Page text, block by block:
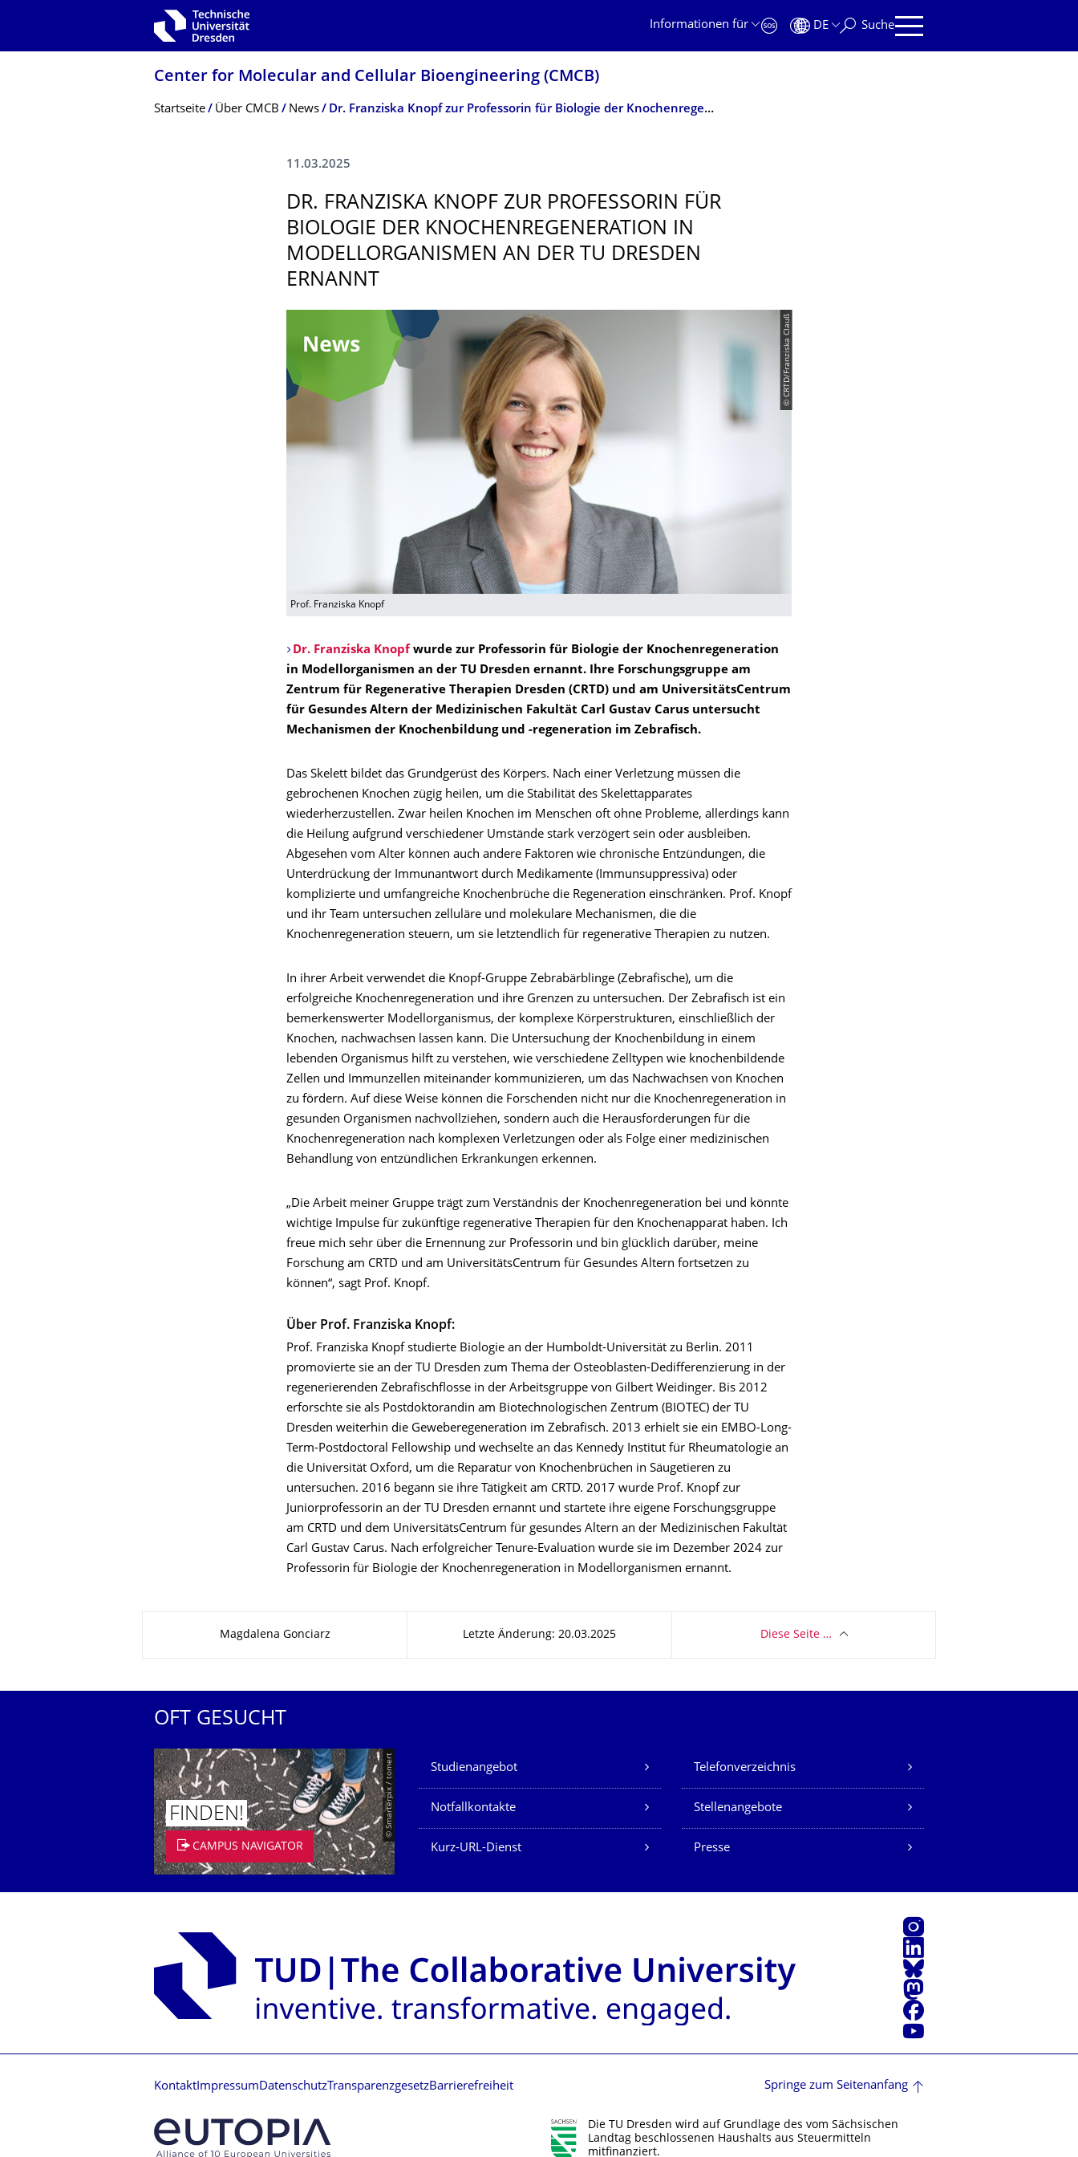
Zur Hauptnavigation springen
Informationen für
DE Suche
Center for Molecular and Cellular Bioengineering (CMCB)
Breadcrumb-Menü
Startseite Über CMCB News Dr. Franziska Knopf zur Professorin für Biologie der Knochenregeneration in Modellorganismen an der TU Dresden ernannt
11.03.2025
DR. FRANZISKA KNOPF ZUR PROFESSORIN FÜR
BIOLOGIE DER KNOCHENREGENE­RATION IN
MODELLORGANIS­MEN AN DER TU DRESDEN
ERNANNT
© CRTD/Franziska Clauß
Prof. Franziska Knopf
Dr. Franziska Knopfwurde zur Professorin für Biologie der Knochenregeneration
in Modellorganismen an der TU Dresden ernannt. Ihre Forschungsgruppe am
Zentrum für Regenerative Therapien Dresden (CRTD) und am UniversitätsCentrum
für Gesundes Altern der Medizinischen Fakultät Carl Gustav Carus untersucht
Mechanismen der Knochenbildung und -regeneration im Zebrafisch.
Das Skelett bildet das Grundgerüst des Körpers. Nach einer Verletzung müssen die
gebrochenen Knochen zügig heilen, um die Stabilität des Skelettapparates
wiederherzustellen. Zwar heilen Knochen im Menschen oft ohne Probleme, allerdings kann
die Heilung aufgrund verschiedener Umstände stark verzögert sein oder ausbleiben.
Abgesehen vom Alter können auch andere Faktoren wie chronische Entzündungen, die
Unterdrückung der Immunantwort durch Medikamente (Immunsuppressiva) oder
komplizierte und umfangreiche Knochenbrüche die Regeneration einschränken. Prof. Knopf
und ihr Team untersuchen zelluläre und molekulare Mechanismen, die die
Knochenregeneration steuern, um sie letztendlich für regenerative Therapien zu nutzen.
In ihrer Arbeit verwendet die Knopf-Gruppe Zebrabärblinge (Zebrafische), um die
erfolgreiche Knochenregeneration und ihre Grenzen zu untersuchen. Der Zebrafisch ist ein
bemerkenswerter Modellorganismus, der komplexe Körperstrukturen, einschließlich der
Knochen, nachwachsen lassen kann. Die Untersuchung der Knochenbildung in einem
lebenden Organismus hilft zu verstehen, wie verschiedene Zelltypen wie knochenbildende
Zellen und Immunzellen miteinander kommunizieren, um das Nachwachsen von Knochen
zu fördern. Auf diese Weise können die Forschenden nicht nur die Knochenregeneration in
gesunden Organismen nachvollziehen, sondern auch die Herausforderungen für die
Knochenregeneration nach komplexen Verletzungen oder als Folge einer medizinischen
Behandlung von entzündlichen Erkrankungen erkennen.
„Die Arbeit meiner Gruppe trägt zum Verständnis der Knochenregeneration bei und könnte
wichtige Impulse für zukünftige regenerative Therapien für den Knochenapparat haben. Ich
freue mich sehr über die Ernennung zur Professorin und bin glücklich darüber, meine
Forschung am CRTD und am UniversitätsCentrum für Gesundes Altern fortsetzen zu
können“, sagt Prof. Knopf.
Über Prof. Franziska Knopf:
Prof. Franziska Knopf studierte Biologie an der Humboldt-Universität zu Berlin. 2011
promovierte sie an der TU Dresden zum Thema der Osteoblasten-Dedifferenzierung in der
regenerierenden Zebrafischflosse in der Arbeitsgruppe von Gilbert Weidinger. Bis 2012
erforschte sie als Postdoktorandin am Biotechnologischen Zentrum (BIOTEC) der TU
Dresden weiterhin die Geweberegeneration im Zebrafisch. 2013 erhielt sie ein EMBO-Long-
Term-Postdoctoral Fellowship und wechselte an das Kennedy Institut für Rheumatologie an
die Universität Oxford, um die Reparatur von Knochenbrüchen in Säugetieren zu
untersuchen. 2016 begann sie ihre Tätigkeit am CRTD. 2017 wurde Prof. Knopf zur
Juniorprofessorin an der TU Dresden ernannt und startete ihre eigene Forschungsgruppe
am CRTD und dem UniversitätsCentrum für gesundes Altern an der Medizinischen Fakultät
Carl Gustav Carus. Nach erfolgreicher Tenure-Evaluation wurde sie im Dezember 2024 zur
Professorin für Biologie der Knochenregeneration in Modellorganismen ernannt.
Magdalena Gonciarz Letzte Änderung: 20.03.2025 Diese Seite …
OFT GESUCHT
© Smarterpix / tomert
FINDEN!
CAMPUS NAVIGATOR
Unsere Dienste
Studienangebot Telefonverzeichnis
Notfallkontakte Stellenangebote
Kurz-URL-Dienst Presse
Instagram
LinkedIn
Bluesky
Mastodon
Facebook
Youtube
Kontakt Impressum DatenschutzTransparenzgesetzBarrierefreiheit Springe zum Seitenanfang
Die TU Dresden wird auf Grundlage des vom Sächsischen
Landtag beschlossenen Haushalts aus Steuermitteln
mitfinanziert.